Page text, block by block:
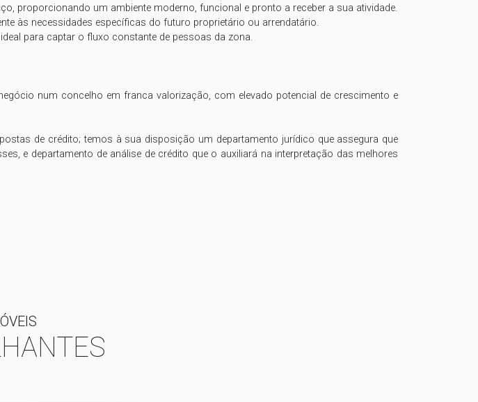
proporcionando um ambiente moderno, funcional e pronto a receber a sua atividade.
às necessidades específicas do futuro proprietário ou arrendatário.
para captar o fluxo constante de pessoas da zona.
num concelho em franca valorização, com elevado potencial de crescimento e
de crédito; temos à sua disposição um departamento jurídico que assegura que
e departamento de análise de crédito que o auxiliará na interpretação das melhores